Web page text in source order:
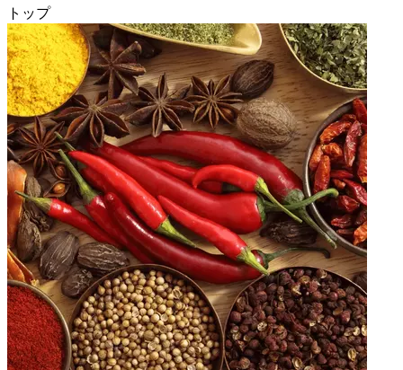
トップ